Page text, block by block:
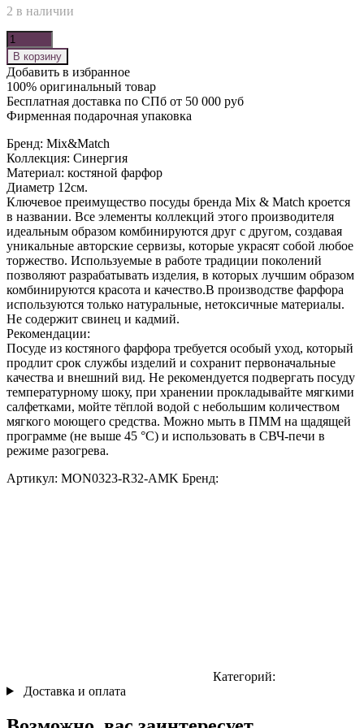
2 в наличии
Количество
В корзину
Добавить в избранное
100% оригинальный товар
Бесплатная доставка по СПб от 50 000 руб
Фирменная подарочная упаковка
Бренд: Mix&Match
Коллекция: Синергия
Материал: костяной фарфор
Диаметр 12см.
Ключевое преимущество посуды бренда Mix & Match кроется
в названии. Все элементы коллекций этого производителя
идеальным образом комбинируются друг с другом, создавая
уникальные авторские сервизы, которые украсят собой любое
торжество. Используемые в работе традиции поколений
позволяют разрабатывать изделия, в которых лучшим образом
комбинируются красота и качество.В производстве фарфора
используются только натуральные, нетоксичные материалы.
Не содержит свинец и кадмий.
Рекомендации:
Посуде из костяного фарфора требуется особый уход, который
продлит срок службы изделий и сохранит первоначальные
качества и внешний вид. Не рекомендуется подвергать посуду
температурному шоку, при хранении прокладывайте мягкими
салфетками, мойте тёплой водой с небольшим количеством
мягкого моющего средства. Можно мыть в ПММ на щадящей
программе (не выше 45 °С) и использовать в СВЧ-печи в
режиме разогрева.
Артикул: MON0323-R32-AMK Бренд:
Категорий:
Доставка и оплата